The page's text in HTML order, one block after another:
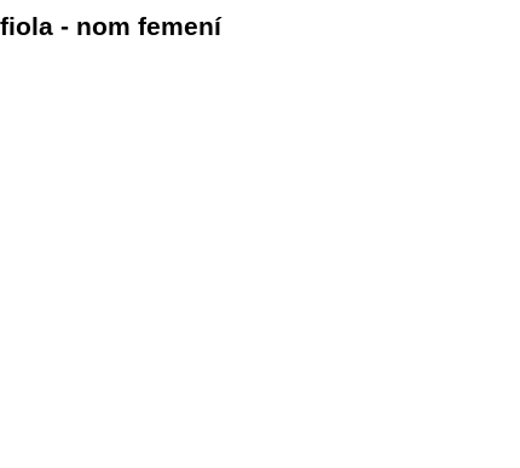
fiola - nom femení